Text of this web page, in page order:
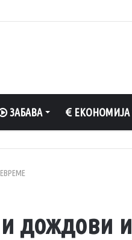
ЗАБАВА ЕКОНОМИЈА
дождови и